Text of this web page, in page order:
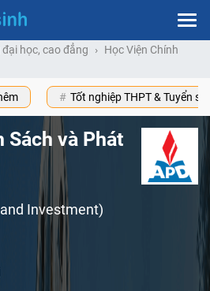
học, cao đẳng
Học Viện Chính
Tốt nghiệp THPT & Tuyển
Sách và Phát
Investment)